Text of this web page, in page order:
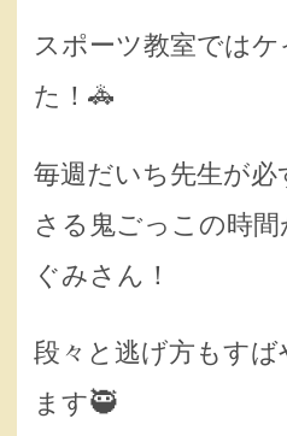
スポーツ教室では
た！🚓
毎週だいち先生が
さる鬼ごっこの時
ぐみさん！
段々と逃げ方もす
ます🥷